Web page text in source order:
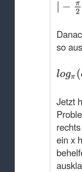
so
Jetzt
ein x